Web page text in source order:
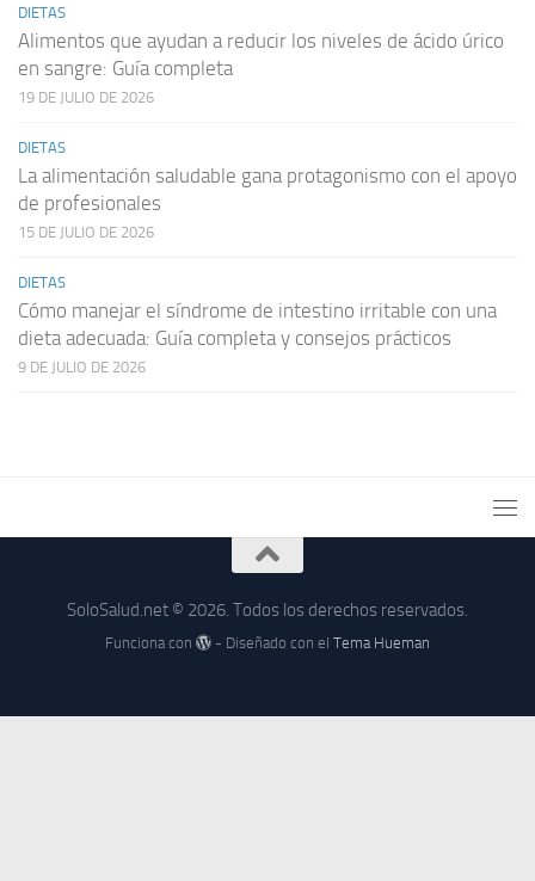
DIETAS
Alimentos que ayudan a reducir los niveles de ácido úrico
en sangre: Guía completa
19 DE JULIO DE 2026
DIETAS
La alimentación saludable gana protagonismo con el apoyo
de profesionales
15 DE JULIO DE 2026
DIETAS
Cómo manejar el síndrome de intestino irritable con una
dieta adecuada: Guía completa y consejos prácticos
9 DE JULIO DE 2026
SoloSalud.net © 2026. Todos los derechos reservados.
Funciona con - Diseñado con elTema Hueman